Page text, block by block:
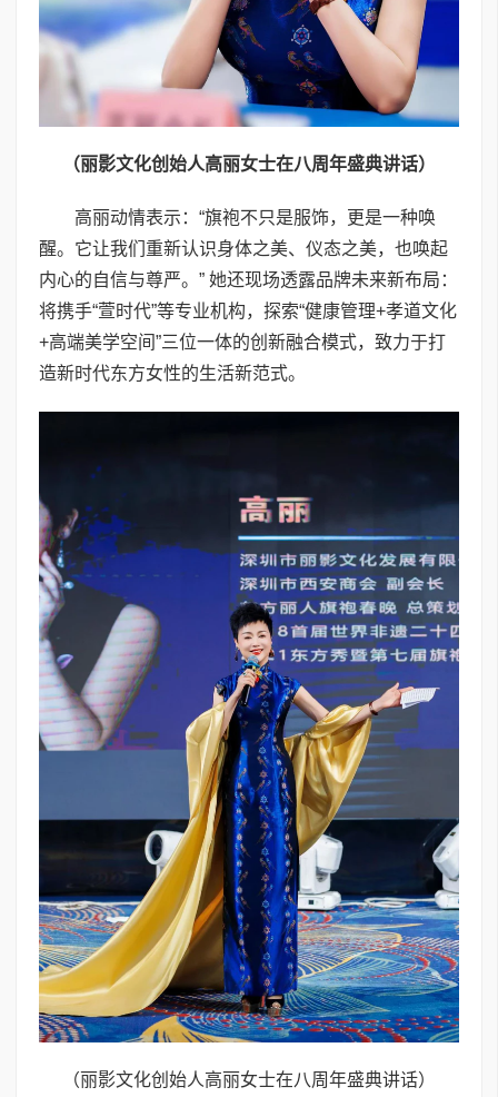
（丽影文化创始人高丽女士在八周年盛典讲话）
高丽动情表示：“旗袍不只是服饰，更是一种唤
醒。它让我们重新认识身体之美、仪态之美，也唤起
内心的自信与尊严。” 她还现场透露品牌未来新布局：
将携手“萱时代”等专业机构，探索“健康管理+孝道文化
+高端美学空间”三位一体的创新融合模式，致力于打
造新时代东方女性的生活新范式。
（丽影文化创始人高丽女士在八周年盛典讲话）